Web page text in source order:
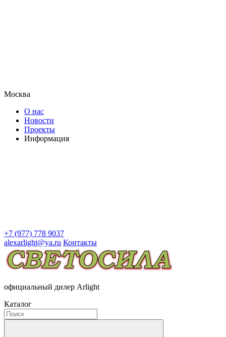
Москва
О нас
Новости
Проекты
Информация
+7 (977) 778 9037
alexarlight@ya.ru Контакты
официальный дилер Arlight
Каталог